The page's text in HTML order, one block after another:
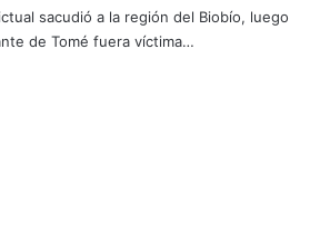
sacudió a la región del Biobío, luego
de Tomé fuera víctima…